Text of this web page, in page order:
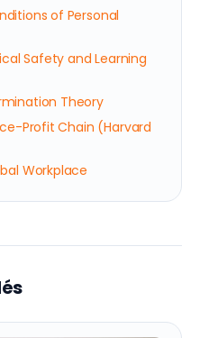
of Personal
Safety and Learning
Theory
Profit Chain (Harvard
Workplace